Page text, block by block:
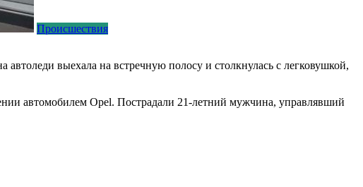
Происшествия
выехала на встречную полосу и столкнулась с легковушкой,
автомобилем Opel. Пострадали 21-летний мужчина, управлявший